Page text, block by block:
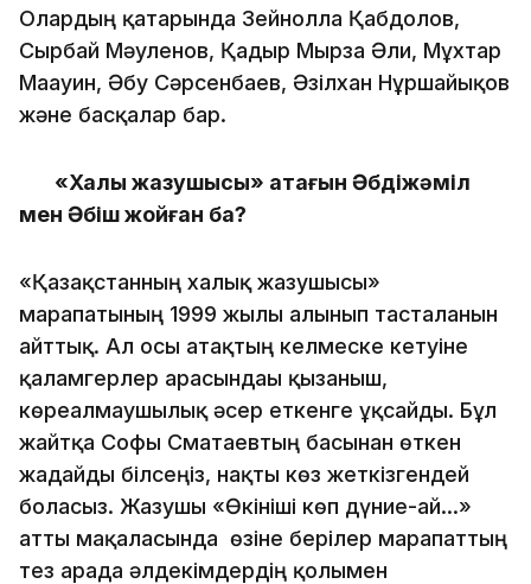
Олардың қатарында Зейнолла Қабдолов,
Сырбай Мәуленов, Қадыр Мырза Әли, Мұхтар
Мағауин, Әбу Сәрсенбаев, Әзілхан Нұршайықов
және басқалар бар.
«Халық жазушысы» атағын Әбдіжәміл
мен Әбіш жойған ба?
«Қазақстанның халық жазушысы»
марапатының 1999 жылы алынып тасталғанын
айттық. Ал осы атақтың келмеске кетуіне
қаламгерлер арасындағы қызғаныш,
көреалмаушылық әсер еткенге ұқсайды. Бұл
жайтқа Софы Сматаевтың басынан өткен
жағдайды білсеңіз, нақты көз жеткізгендей
боласыз. Жазушы «Өкініші көп дүние-ай...»
атты мақаласында өзіне берілер марапаттың
тез арада әлдекімдердің қолымен